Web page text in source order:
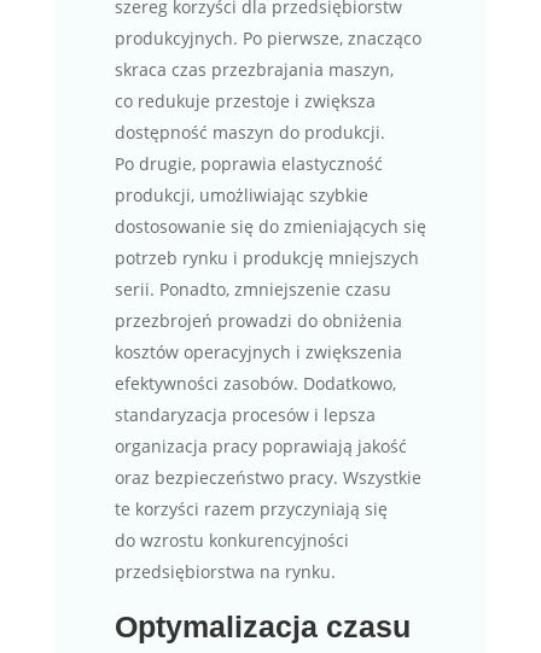
szereg korzyści dla przedsiębiorstw
produkcyjnych. Po pierwsze, znacząco
skraca czas przezbrajania maszyn,
co redukuje przestoje i zwiększa
dostępność maszyn do produkcji.
Po drugie, poprawia elastyczność
produkcji, umożliwiając szybkie
dostosowanie się do zmieniających się
potrzeb rynku i produkcję mniejszych
serii. Ponadto, zmniejszenie czasu
przezbrojeń prowadzi do obniżenia
kosztów operacyjnych i zwiększenia
efektywności zasobów. Dodatkowo,
standaryzacja procesów i lepsza
organizacja pracy poprawiają jakość
oraz bezpieczeństwo pracy. Wszystkie
te korzyści razem przyczyniają się
do wzrostu konkurencyjności
przedsiębiorstwa na rynku.
Optymalizacja czasu